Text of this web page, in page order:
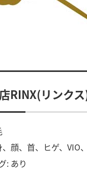
RINX(リンク
顔、首、ヒゲ、VIO
: あり